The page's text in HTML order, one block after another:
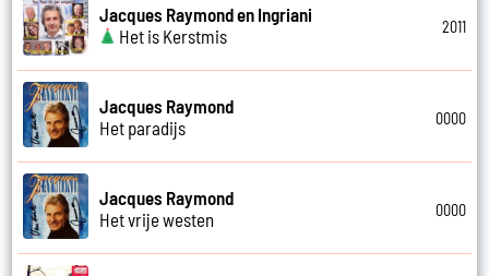
Jacques Raymond en Ingriani
Het is Kerstmis
2011
Jacques Raymond
Het paradijs
0000
Jacques Raymond
Het vrije westen
0000